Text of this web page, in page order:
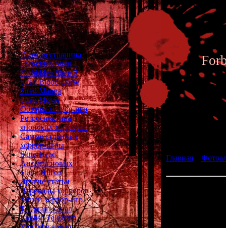
Главная страница
Forbidden Siren 1
Forbidden Siren 2
Siren Blood Curse
Siren Manga
Siren Movie
Обзоры хоррор-игр
Ретроспектива
японских хорроров
Самые странные
хоррор-игры
SlitterHead
Анонсы новых
Silent Hill'ов
Другие статьи
Переводы хорроров
Музей хоррор-игр
Telegram-канал
English Telegram
Главная